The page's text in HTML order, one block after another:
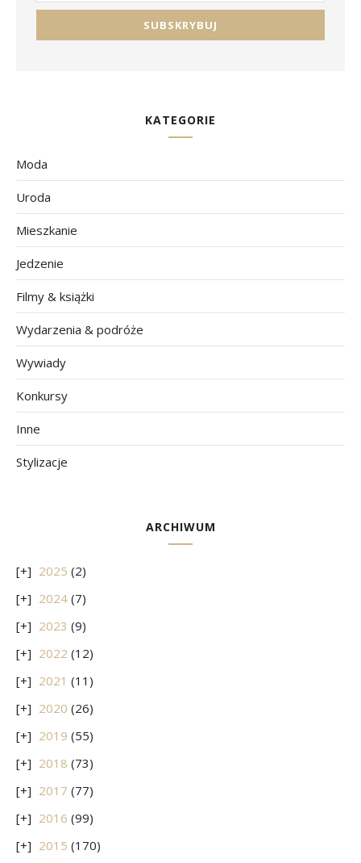
KATEGORIE
Moda
Uroda
Mieszkanie
Jedzenie
Filmy & książki
Wydarzenia & podróże
Wywiady
Konkursy
Inne
Stylizacje
ARCHIWUM
2025 (2)
2024 (7)
2023 (9)
2022 (12)
2021 (11)
2020 (26)
2019 (55)
2018 (73)
2017 (77)
2016 (99)
2015 (170)